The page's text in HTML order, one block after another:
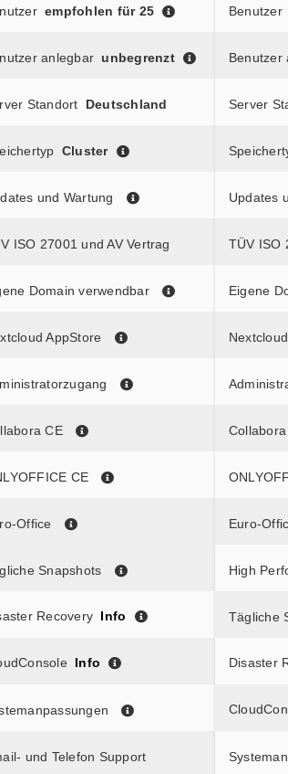
empfohlen für 25
anlegbar unbegrenzt
Standort Deutschland
Cluster
und Wartung
ISO 27001 und AV Vertrag
Domain verwendbar
AppStore
CE
CE
Office
Snapshots
Recovery Info
Info
und Telefon Support
Benutzer
Benutzer
Server
Updates
TÜV ISO
Eigene
Euro-
High
Tägliche
Disaster